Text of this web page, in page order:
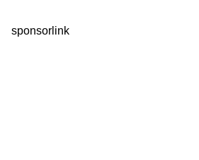
sponsorlink